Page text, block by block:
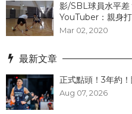
影/SBL球員水平差
YouTuber：親身
Mar 02, 2020
最新文章
正式點頭！3年約
Aug 07, 2026